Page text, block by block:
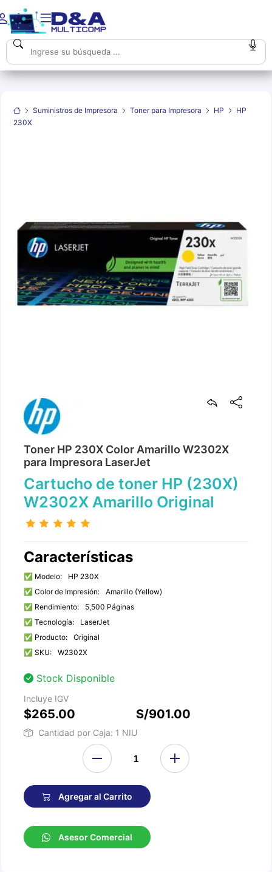
Suministros de Impresora Toner para Impresora HP
HP
230X
Toner HP 230X Color Amarillo W2302X
para Impresora LaserJet
Cartucho de toner HP (230X)
W2302X Amarillo Original
Características
✅ Modelo:
HP 230X
✅ Color de Impresión:
Amarillo (Yellow)
✅ Rendimiento:
5,500 Páginas
✅ Tecnología:
LaserJet
✅ Producto:
Original
✅ SKU:
W2302X
Stock Disponible
Incluye IGV
$265.00 S/901.00
Cantidad por Caja: 1 NIU
Agregar al Carrito
Asesor Comercial